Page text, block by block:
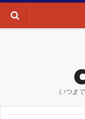
AI・ディープラーニ
WEBサイト
いつま